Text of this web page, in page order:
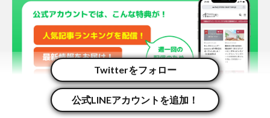
Twitterをフォロー
公式LINEアカウントを追加！